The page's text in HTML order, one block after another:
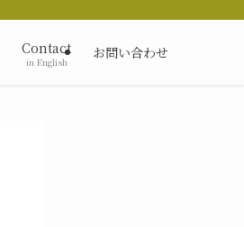
Contact
in English
お問い合わせ